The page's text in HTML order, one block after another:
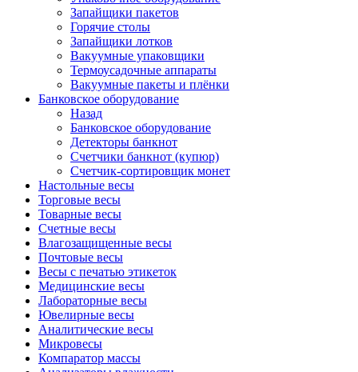
Запайщики пакетов
Горячие столы
Запайщики лотков
Вакуумные упаковщики
Термоусадочные аппараты
Вакуумные пакеты и плёнки
Банковское оборудование
Назад
Банковское оборудование
Детекторы банкнот
Cчетчики банкнот (купюр)
Счетчик-сортировщик монет
Настольные весы
Торговые весы
Товарные весы
Счетные весы
Влагозащищенные весы
Почтовые весы
Весы с печатью этикеток
Медицинские весы
Лабораторные весы
Ювелирные весы
Аналитические весы
Микровесы
Компаратор массы